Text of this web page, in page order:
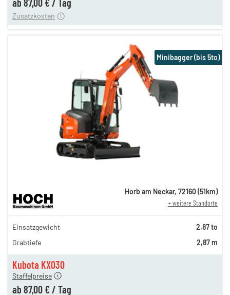
ab 87,00 € / Tag
Zusatzkosten
Kubota KX030
151,00 €
126,00 €
105,00 €
Staffelpreise
ab 87,00 € / Tag
12,00 €
Minibagger (bis 5to)
Horb am Neckar, 72160(51km)
+ weitere Standorte
Einsatzgewicht
2,87 to
Grabtiefe
2,87 m